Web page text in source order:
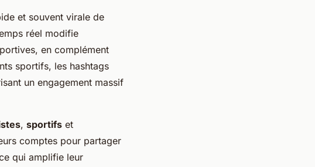
et souvent virale de
réel modifie
en complément
sportifs, les hashtags
un engagement massif
, sportifs et
comptes pour partager
qui amplifie leur